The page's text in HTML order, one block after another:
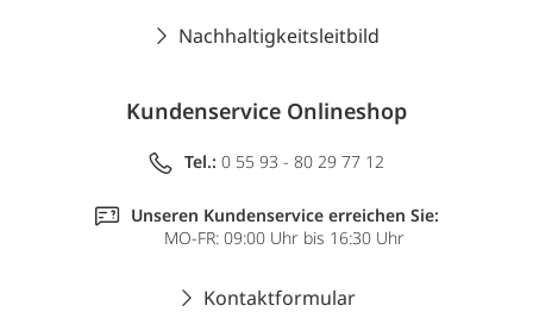
Nachhaltigkeitsleitbild
Kundenservice Onlineshop
Tel.: 0 55 93 - 80 29 77 12
Unseren Kundenservice erreichen Sie:
MO-FR: 09:00 Uhr bis 16:30 Uhr
Kontaktformular